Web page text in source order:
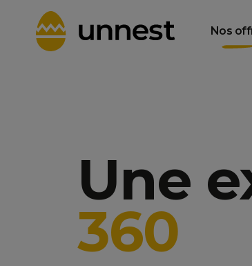
Nos
Gouvernance
Une
360